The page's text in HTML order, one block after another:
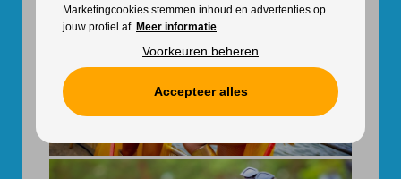
Marketingcookies stemmen inhoud en advertenties op
jouw profiel af. Meer informatie
Voorkeuren beheren
Accepteer alles